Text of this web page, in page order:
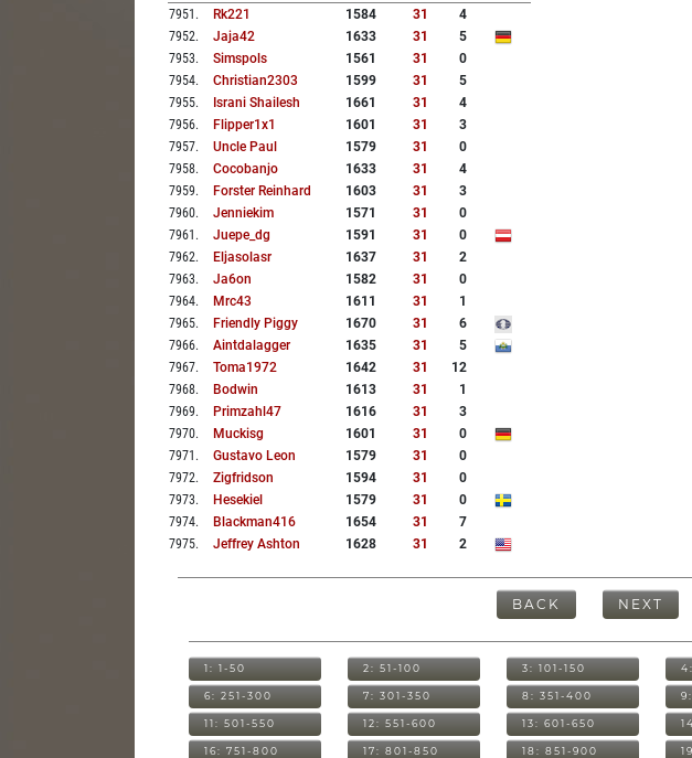
7951 . Rk221 1584 31
4
7952. Jaja42 1633 31
5
7953. Simspols 1561 31
0
7954. Christian2303 1599 31
5
7955. Israni Shailesh 1661 31
4
7956. Flipper1x1 1601 31
3
7957. Uncle Paul 1579 31
0
7958. Cocobanjo 1633 31
4
7959. Forster Reinhard 1603 31
3
7960. Jenniekim 1571 31
0
7961 . Juepe_dg 1591 31
0
7962. Eljasolasr 1637 31
2
7963. Ja6on 1582 31
0
7964. Mrc43 1611 31
1
7965. Friendly Piggy 1670 31
6
7966. Aintdalagger 1635 31
5
7967. Toma1972 1642 31
12
7968. Bodwin 1613 31
1
7969. Primzahl47 1616 31
3
7970. Muckisg 1601 31
0
7971 . Gustavo Leon 1579 31
0
7972. Zigfridson 1594 31
0
7973. Hesekiel 1579 31
0
7974. Blackman416 1654 31
7
7975. Jeffrey Ashton 1628 31 2
BACK NEXT
1: 1-50 2: 51-100 3: 101-150
6: 251-300 7: 301-350 8: 351-400
11: 501-550 12: 551-600 13: 601-650
16: 751-800 17: 801-850 18: 851-900